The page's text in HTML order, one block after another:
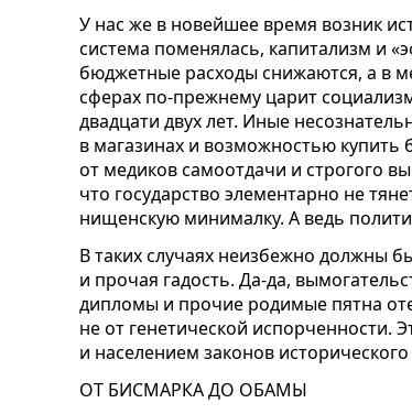
У нас же в новейшее время возник
система поменялась, капитализм и
бюджетные расходы снижаются, а в
сферах по-прежнему царит
двадцати двух лет. Иные
в магазинах и возможностью
от медиков самоотдачи и строгого
что государство элементарно не
нищенскую минималку. А ведь
В таких случаях неизбежно должны
и прочая гадость. Да-да,
дипломы и прочие родимые пятна
не от генетической испорченности.
и населением законов
ОТ БИСМАРКА ДО ОБАМЫ